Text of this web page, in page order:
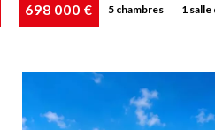
698 000 € 5 chambres 1 salle